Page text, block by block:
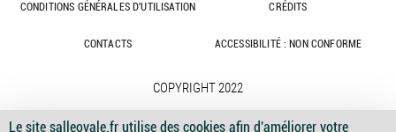
CONDITIONS GÉNÉRALES D'UTILISATION CRÉDITS
CONTACTS ACCESSIBILITÉ : NON CONFORME
COPYRIGHT 2022
Le site salleovale.fr utilise des cookies afin d'améliorer votre